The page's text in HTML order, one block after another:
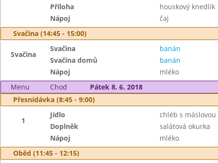
Příloha
houskový knedlík
Nápoj
čaj
Svačina (14:45 - 15:00)
Svačina
Svačina
banán
Svačina domů
banán
Nápoj
mléko
Menu
Chod
Pátek 8. 6. 2018
Přesnídávka (8:45 - 9:00)
1
Jídlo
chléb s
Doplněk
salátová okurka
Nápoj
mléko
Oběd (11:45 - 12:15)